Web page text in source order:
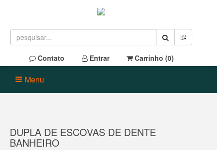
Contato Entrar Carrinho (0)
Menu
DUPLA DE ESCOVAS DE DENTE
BANHEIRO